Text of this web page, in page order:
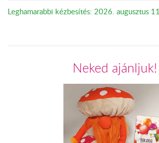
Leghamarabbi kézbesítés: 2026. augusztus 11.
Neked ajánljuk!